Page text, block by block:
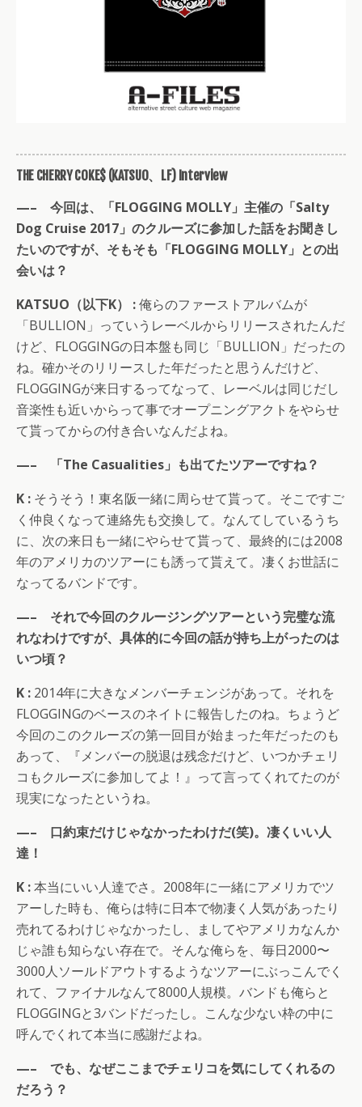
THE CHERRY COKE$ (KATSUO、LF) Interview
—– 今回は、「FLOGGING MOLLY」主催の「Salty
Dog Cruise 2017」のクルーズに参加した話をお聞きし
たいのですが、そもそも「FLOGGING MOLLY」との出
会いは？
KATSUO（以下K） :俺らのファーストアルバムが
「BULLION」っていうレーベルからリリースされたんだ
けど、FLOGGINGの日本盤も同じ「BULLION」だったの
ね。確かそのリリースした年だったと思うんだけど、
FLOGGINGが来日するってなって、レーベルは同じだし
音楽性も近いからって事でオープニングアクトをやらせ
て貰ってからの付き合いなんだよね。
—– 「The Casualities」も出てたツアーですね？
K : そうそう！東名阪一緒に周らせて貰って。そこですご
く仲良くなって連絡先も交換して。なんてしているうち
に、次の来日も一緒にやらせて貰って、最終的には2008
年のアメリカのツアーにも誘って貰えて。凄くお世話に
なってるバンドです。
—– それで今回のクルージングツアーという完璧な流
れなわけですが、具体的に今回の話が持ち上がったのは
いつ頃？
K : 2014年に大きなメンバーチェンジがあって。それを
FLOGGINGのベースのネイトに報告したのね。ちょうど
今回のこのクルーズの第一回目が始まった年だったのも
あって、『メンバーの脱退は残念だけど、いつかチェリ
コもクルーズに参加してよ！』って言ってくれてたのが
現実になったというね。
—– 口約束だけじゃなかったわけだ(笑)。凄くいい人
達！
K :本当にいい人達でさ。2008年に一緒にアメリカでツ
アーした時も、俺らは特に日本で物凄く人気があったり
売れてるわけじゃなかったし、ましてやアメリカなんか
じゃ誰も知らない存在で。そんな俺らを、毎日2000〜
3000人ソールドアウトするようなツアーにぶっこんでく
れて、ファイナルなんて8000人規模。バンドも俺らと
FLOGGINGと3バンドだったし。こんな少ない枠の中に
呼んでくれて本当に感謝だよね。
—– でも、なぜここまでチェリコを気にしてくれるの
だろう？